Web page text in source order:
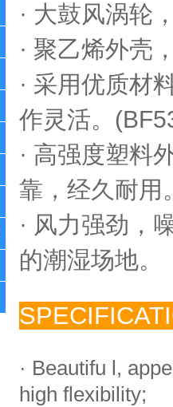
· 大鼓风涡轮
· 聚乙烯外壳
· 采用优质材
作灵活。
· 高强度塑料
靠， 经久耐用
· 风力强劲，
的潮湿场地。
· Beautifu l,
high flexibility;